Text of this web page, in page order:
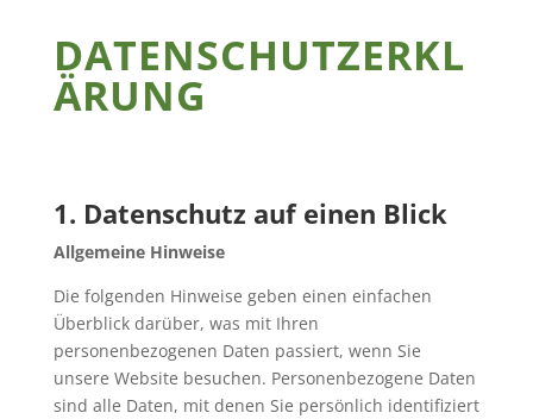
DATENSCHUTZERKL
ÄRUNG
1. Datenschutz auf einen Blick
Allgemeine Hinweise
Die folgenden Hinweise geben einen einfachen
Überblick darüber, was mit Ihren
personenbezogenen Daten passiert, wenn Sie
unsere Website besuchen. Personenbezogene Daten
sind alle Daten, mit denen Sie persönlich identifiziert